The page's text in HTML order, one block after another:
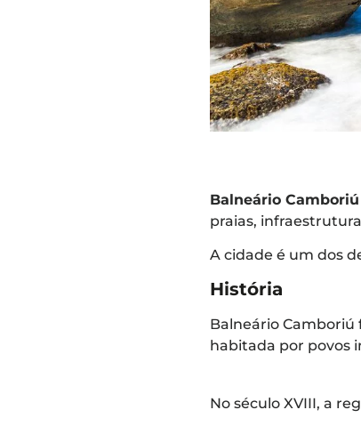
Balneário Camboriú
praias,
A cidade é um dos
História
Balneário Camboriú
habitada por povos
No século XVIII, a